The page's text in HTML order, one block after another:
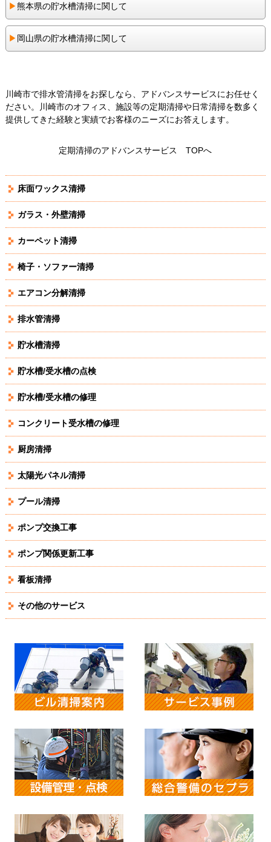
▶︎熊本県の貯水槽清掃に関して
▶︎ 岡山県の貯水槽清掃に関して
川崎市で排水管清掃をお探しなら、アドバンスサービスにお任せく
ださい。川崎市のオフィス、施設等の定期清掃や日常清掃を数多く
提供してきた経験と実績でお客様のニーズにお答えします。
定期清掃のアドバンスサービス TOPへ
床面ワックス清掃
ガラス・外壁清掃
カーペット清掃
椅子・ソファー清掃
エアコン分解清掃
排水管清掃
貯水槽清掃
貯水槽/受水槽の点検
貯水槽/受水槽の修理
コンクリート受水槽の修理
厨房清掃
太陽光パネル清掃
プール清掃
ポンプ交換工事
ポンプ関係更新工事
看板清掃
その他のサービス